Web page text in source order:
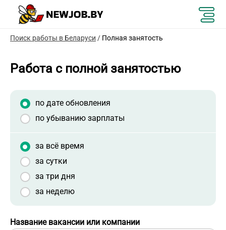
Поиск работы в Беларуси / Полная занятость
Работа с полной занятостью
Название вакансии или компании
по дате обновления
по убыванию зарплаты
за всё время
за сутки
за три дня
за неделю